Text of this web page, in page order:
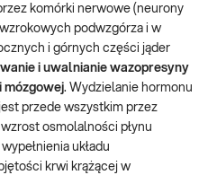
komórki nerwowe (neurony
podwzgórza i w
i górnych części jąder
i uwalnianie wazopresyny
mózgowej. Wydzielanie hormonu
przede wszystkim przez
osmolalności płynu
układu
krwi krążącej w